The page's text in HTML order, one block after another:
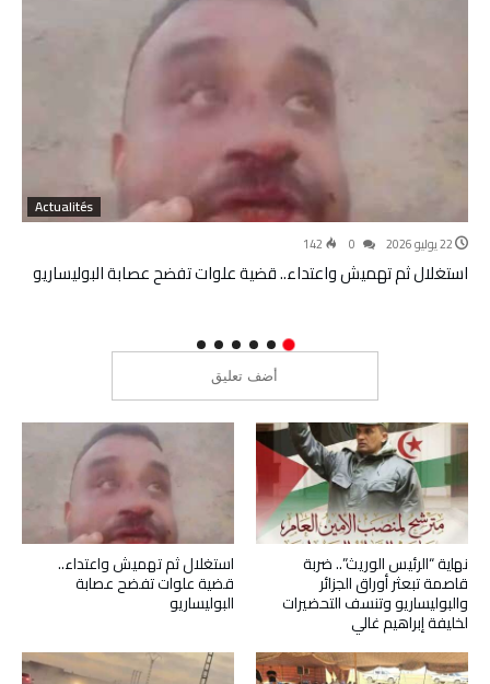
Actualités
22 يوليو 2026 142
استغلال ثم تهميش واعتداء.. قضية علوات تفضح عصابة البوليساريو
استغلال ثم تهميش واعتداء..
قضية علوات تفضح عصابة
البوليساريو
نهاية “الرئيس الوريث”.. ضربة
قاصمة تبعثر أوراق الجزائر
والبوليساريو وتنسف التحضيرات
لخليفة إبراهيم غالي